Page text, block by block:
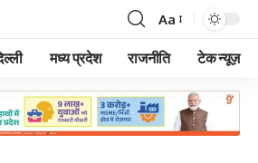
Font
Resizer
Aa
मध्य प्रदेश राजनीति टेक न्यूज़